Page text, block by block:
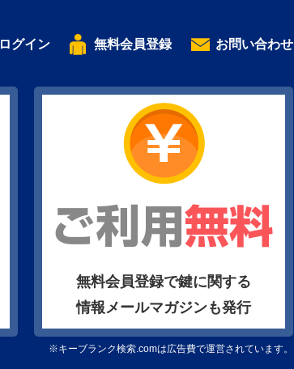
ログイン 無料会員登録 お問い合わせ
無料会員登録で鍵に関する
情報メールマガジンも発行
※キーブランク検索.comは広告費で運営されています。